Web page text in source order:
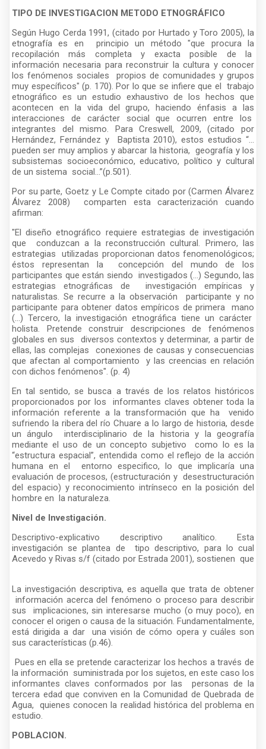
TIPO DE INVESTIGACION METODO ETNOGRÁFICO
Según Hugo Cerda 1991, (citado por Hurtado y Toro 2005), la
etnografía es en principio un método "que procura la
recopilación más completa y exacta posible de la
información necesaria para reconstruir la cultura y conocer
los fenómenos sociales propios de comunidades y grupos
muy específicos" (p. 170). Por lo que se infiere que el trabajo
etnográfico es un estudio exhaustivo de los hechos que
acontecen en la vida del grupo, haciendo énfasis a las
interacciones de carácter social que ocurren entre los
integrantes del mismo. Para Creswell, 2009, (citado por
Hernández, Fernández y Baptista 2010), estos estudios “…
pueden ser muy amplios y abarcar la historia, geografía y los
subsistemas socioeconómico, educativo, político y cultural
de un sistema social…”(p.501).
Por su parte, Goetz y Le Compte citado por (Carmen Álvarez
Álvarez 2008) comparten esta caracterización cuando
afirman:
"El diseño etnográfico requiere estrategias de investigación
que conduzcan a la reconstrucción cultural. Primero, las
estrategias utilizadas proporcionan datos fenomenológicos;
éstos representan la concepción del mundo de los
participantes que están siendo investigados (…) Segundo, las
estrategias etnográficas de investigación empíricas y
naturalistas. Se recurre a la observación participante y no
participante para obtener datos empíricos de primera mano
(…) Tercero, la investigación etnográfica tiene un carácter
holista. Pretende construir descripciones de fenómenos
globales en sus diversos contextos y determinar, a partir de
ellas, las complejas conexiones de causas y consecuencias
que afectan al comportamiento y las creencias en relación
con dichos fenómenos". (p. 4)
En tal sentido, se busca a través de los relatos históricos
proporcionados por los informantes claves obtener toda la
información referente a la transformación que ha venido
sufriendo la ribera del río Chuare a lo largo de historia, desde
un ángulo interdisciplinario de la historia y la geografía
mediante el uso de un concepto subjetivo como lo es la
“estructura espacial”, entendida como el reflejo de la acción
humana en el entorno especifico, lo que implicaría una
evaluación de procesos, (estructuración y desestructuración
del espacio) y reconocimiento intrínseco en la posición del
hombre en la naturaleza.
Nivel de Investigación.
Descriptivo-explicativo descriptivo analítico. Esta
investigación se plantea de tipo descriptivo, para lo cual
Acevedo y Rivas s/f (citado por Estrada 2001), sostienen que
La investigación descriptiva, es aquella que trata de obtener
información acerca del fenómeno o proceso para describir
sus implicaciones, sin interesarse mucho (o muy poco), en
conocer el origen o causa de la situación. Fundamentalmente,
está dirigida a dar una visión de cómo opera y cuáles son
sus características (p.46).
Pues en ella se pretende caracterizar los hechos a través de
la información suministrada por los sujetos, en este caso los
informantes claves conformados por las personas de la
tercera edad que conviven en la Comunidad de Quebrada de
Agua, quienes conocen la realidad histórica del problema en
estudio.
POBLACION.